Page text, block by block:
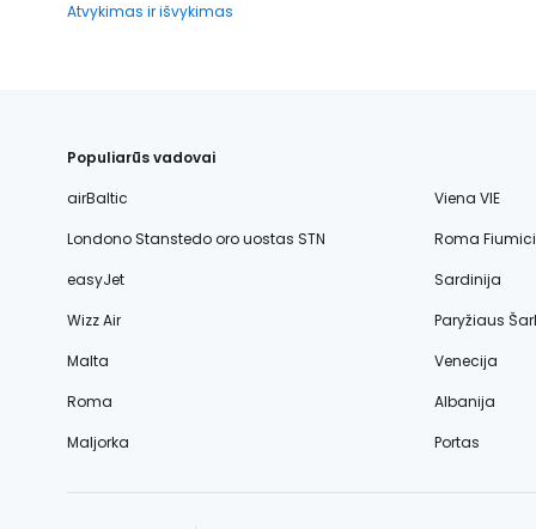
Atvykimas ir išvykimas
Populiarūs vadovai
airBaltic
Viena VIE
Londono Stanstedo oro uostas STN
Roma
easyJet
Sardinija
Wizz Air
Paryžiaus
Malta
Venecija
Roma
Albanija
Maljorka
Portas